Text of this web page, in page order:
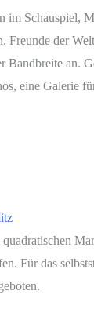
im Schauspiel,
Freunde der
an.
eine Galerie
Für das